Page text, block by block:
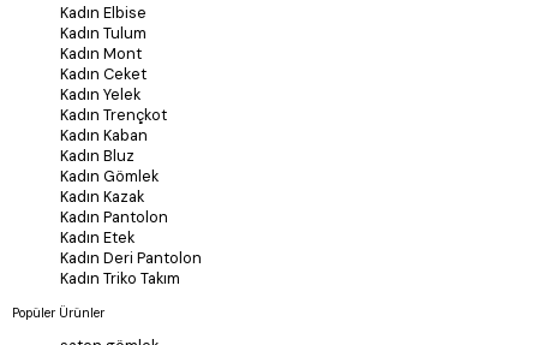
Kadın Elbise
Kadın Tulum
Kadın Mont
Kadın Ceket
Kadın Yelek
Kadın Trençkot
Kadın Kaban
Kadın Bluz
Kadın Gömlek
Kadın Kazak
Kadın Pantolon
Kadın Etek
Kadın Deri Pantolon
Kadın Triko Takım
Popüler Ürünler